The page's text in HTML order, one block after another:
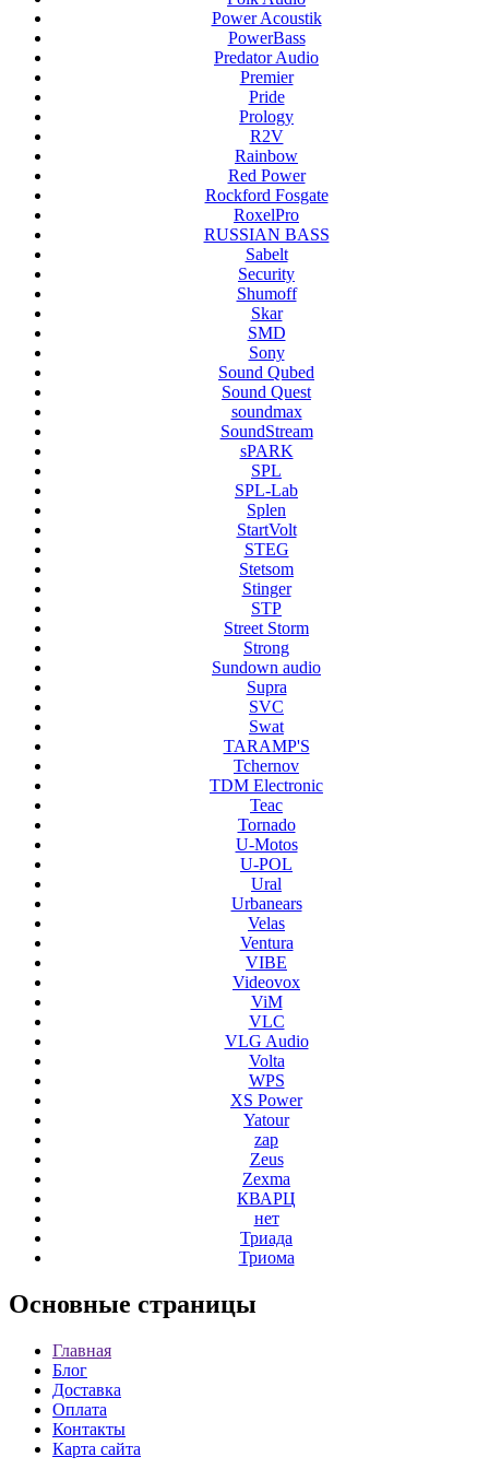
Power Acoustik
PowerBass
Predator Audio
Premier
Pride
Prology
R2V
Rainbow
Red Power
Rockford Fosgate
RoxelPro
RUSSIAN BASS
Sabelt
Security
Shumoff
Skar
SMD
Sony
Sound Qubed
Sound Quest
soundmax
SoundStream
sPARK
SPL
SPL-Lab
Splen
StartVolt
STEG
Stetsom
Stinger
STP
Street Storm
Strong
Sundown audio
Supra
SVC
Swat
TARAMP'S
Tchernov
TDM Electronic
Teac
Tornado
U-Motos
U-POL
Ural
Urbanears
Velas
Ventura
VIBE
Videovox
ViM
VLC
VLG Audio
Volta
WPS
XS Power
Yatour
zap
Zeus
Zexma
КВАРЦ
нет
Триада
Триома
Основные страницы
Главная
Блог
Доставка
Оплата
Контакты
Карта сайта